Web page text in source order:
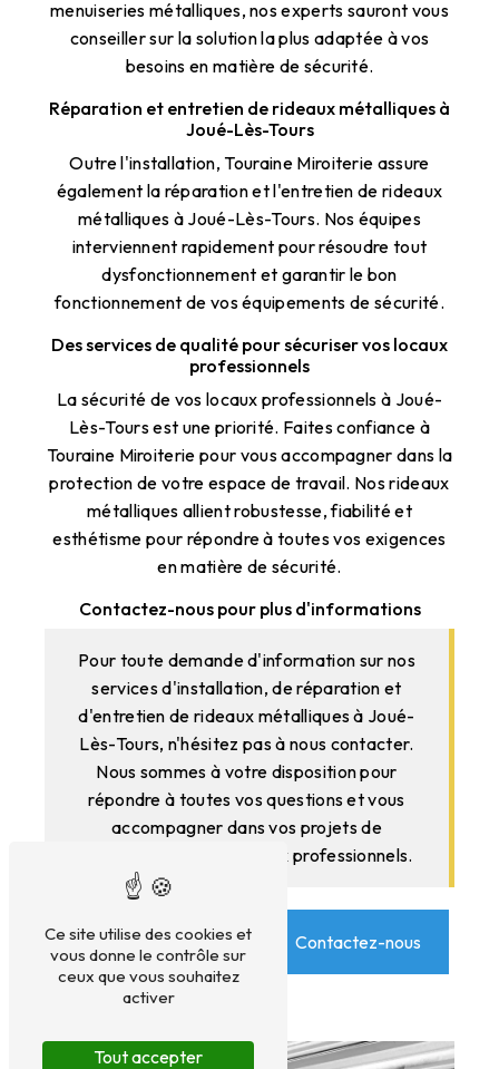
menuiseries métalliques, nos experts sauront vous
conseiller sur la solution la plus adaptée à vos
besoins en matière de sécurité.
Réparation et entretien de rideaux métalliques à
Joué-Lès-Tours
Outre l'installation, Touraine Miroiterie assure
également la réparation et l'entretien de rideaux
métalliques à Joué-Lès-Tours. Nos équipes
interviennent rapidement pour résoudre tout
dysfonctionnement et garantir le bon
fonctionnement de vos équipements de sécurité.
Des services de qualité pour sécuriser vos locaux
professionnels
La sécurité de vos locaux professionnels à Joué-
Lès-Tours est une priorité. Faites confiance à
Touraine Miroiterie pour vous accompagner dans la
protection de votre espace de travail. Nos rideaux
métalliques allient robustesse, fiabilité et
esthétisme pour répondre à toutes vos exigences
en matière de sécurité.
Contactez-nous pour plus d'informations
Pour toute demande d'information sur nos
services d'installation, de réparation et
d'entretien de rideaux métalliques à Joué-
Lès-Tours, n'hésitez pas à nous contacter.
Nous sommes à votre disposition pour
répondre à toutes vos questions et vous
accompagner dans vos projets de
sécurisation de vos locaux professionnels.
En savoir plus Contactez-nous
Ce site utilise des cookies et
vous donne le contrôle sur
ceux que vous souhaitez
activer
Tout accepter